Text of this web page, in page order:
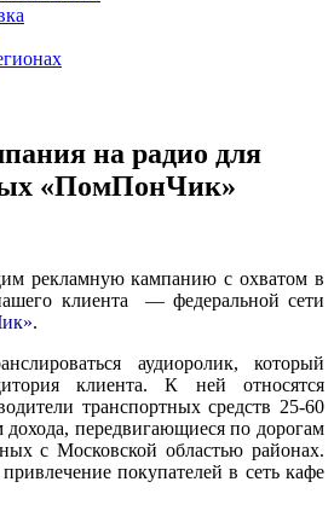
на радио для
«ПомПонЧик»
рекламную кампанию с охватом в
клиента — федеральной сети
.
аудиоролик, который
клиента. К ней относятся
транспортных средств 25-60
дохода, передвигающиеся по дорогам
с Московской областью районах.
покупателей в сеть кафе